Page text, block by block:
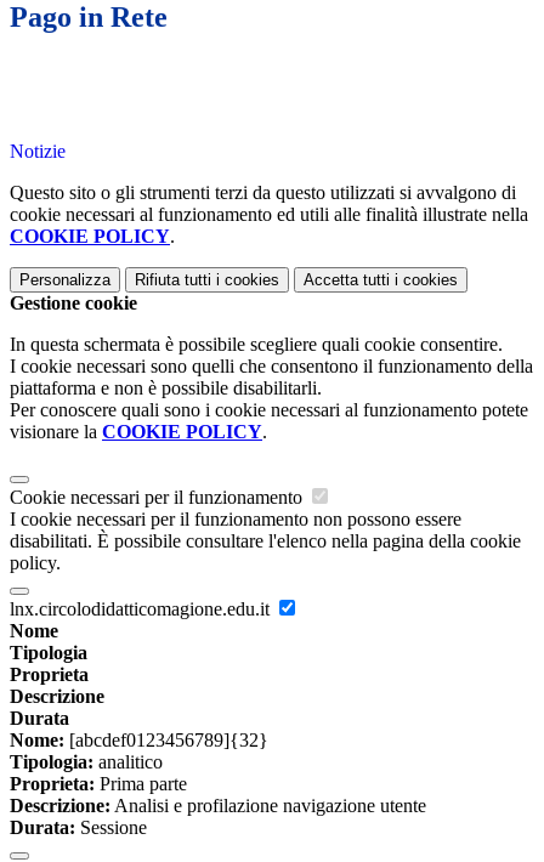
Pago in Rete
Notizie
Questo sito o gli strumenti terzi da questo utilizzati si avvalgono di
cookie necessari al funzionamento ed utili alle finalità illustrate nella
COOKIE POLICY.
Personalizza Rifiuta tutti i cookies Accetta tutti i cookies
Gestione cookie
In questa schermata è possibile scegliere quali cookie consentire.
I cookie necessari sono quelli che consentono il funzionamento della
piattaforma e non è possibile disabilitarli.
Per conoscere quali sono i cookie necessari al funzionamento potete
visionare la COOKIE POLICY.
Cookie necessari per il funzionamento
I cookie necessari per il funzionamento non possono essere
disabilitati. È possibile consultare l'elenco nella pagina della cookie
policy.
lnx.circolodidatticomagione.edu.it
Nome
Tipologia
Proprieta
Descrizione
Durata
Nome: [abcdef0123456789]{32}
Tipologia: analitico
Proprieta: Prima parte
Descrizione: Analisi e profilazione navigazione utente
Durata: Sessione